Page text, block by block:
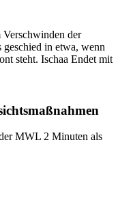
Verschwinden der
in etwa, wenn
steht. Ischaa Endet mit
MWL 2 Minuten als